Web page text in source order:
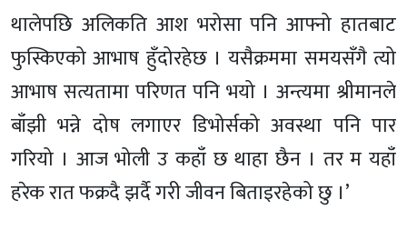
थालेपछि अलिकति आश भरोसा पनि आफ्नो हातबाट
फुस्किएको आभाष हुँदोरहेछ । यसैक्रममा समयसँगै त्यो
आभाष सत्यतामा परिणत पनि भयो । अन्त्यमा श्रीमानले
बाँझी भन्ने दोष लगाएर डिभोर्सको अवस्था पनि पार
गरियो । आज भोली उ कहाँ छ थाहा छैन । तर म यहाँ
हरेक रात फक्रदै झर्दै गरी जीवन बिताइरहेको छु ।’